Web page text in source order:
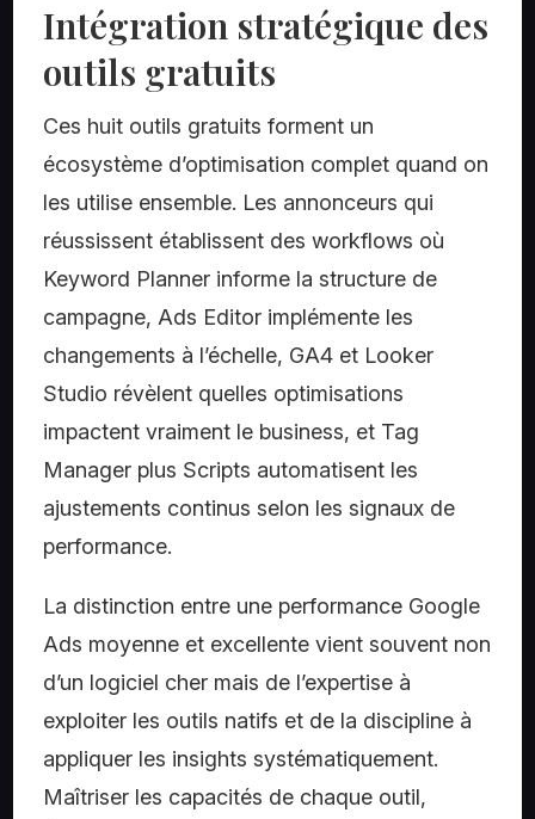
Intégration stratégique des
outils gratuits
Ces huit outils gratuits forment un
écosystème d’optimisation complet quand on
les utilise ensemble. Les annonceurs qui
réussissent établissent des workflows où
Keyword Planner informe la structure de
campagne, Ads Editor implémente les
changements à l’échelle, GA4 et Looker
Studio révèlent quelles optimisations
impactent vraiment le business, et Tag
Manager plus Scripts automatisent les
ajustements continus selon les signaux de
performance.
La distinction entre une performance Google
Ads moyenne et excellente vient souvent non
d’un logiciel cher mais de l’expertise à
exploiter les outils natifs et de la discipline à
appliquer les insights systématiquement.
Maîtriser les capacités de chaque outil,